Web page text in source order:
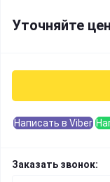
Уточняйте
Написать в Viber
Заказать звонок: